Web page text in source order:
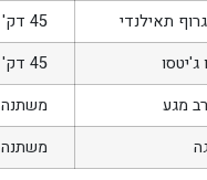
תאילנדי
45 דק'
ג'יטסו
45 דק'
מגע
משתנה
משתנה